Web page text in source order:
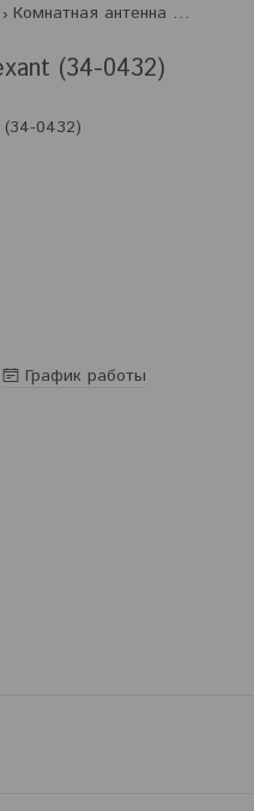
Комнатная антенна для усиления интернет-сигнала 3g/4g модемов rexant (34-0432)
(34-0432)
(34-0432)
График работы